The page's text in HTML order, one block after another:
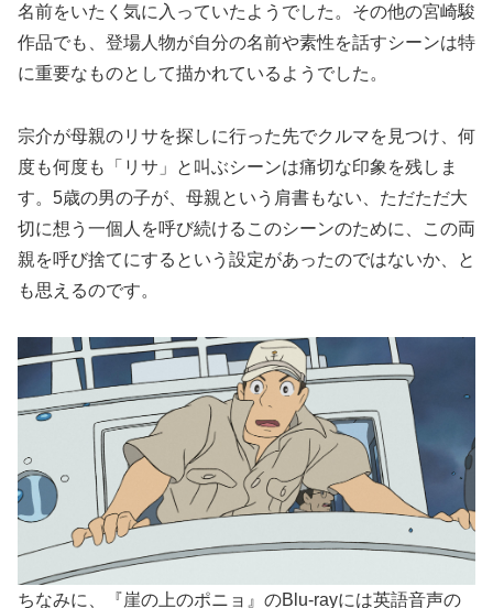
名前をいたく気に入っていたようでした。その他の宮崎駿
作品でも、登場人物が自分の名前や素性を話すシーンは特
に重要なものとして描かれているようでした。
宗介が母親のリサを探しに行った先でクルマを見つけ、何
度も何度も「リサ」と叫ぶシーンは痛切な印象を残しま
す。5歳の男の子が、母親という肩書もない、ただただ大
切に想う一個人を呼び続けるこのシーンのために、この両
親を呼び捨てにするという設定があったのではないか、と
も思えるのです。
ちなみに、『崖の上のポニョ』のBlu-rayには英語音声の